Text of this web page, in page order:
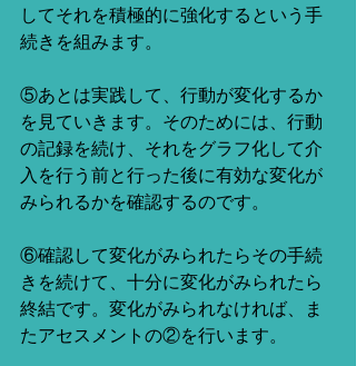
してそれを積極的に強化するという手
続きを組みます。
⑤あとは実践して、行動が変化するか
を見ていきます。そのためには、行動
の記録を続け、それをグラフ化して介
入を行う前と行った後に有効な変化が
みられるかを確認するのです。
⑥確認して変化がみられたらその手続
きを続けて、十分に変化がみられたら
終結です。変化がみられなければ、ま
たアセスメントの②を行います。